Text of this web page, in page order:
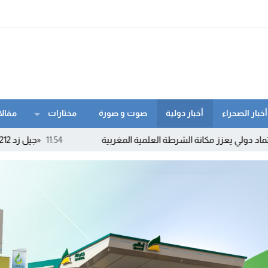
أخبار الصحراء أخبار دولية صوت و صورة مختارات
11:54 «جيل زد 212» ينفي الدعوة إلى أي احتجاجات ويحذر من بلاغات ومنشورات مفبركة الشرطة العلمية المغربية